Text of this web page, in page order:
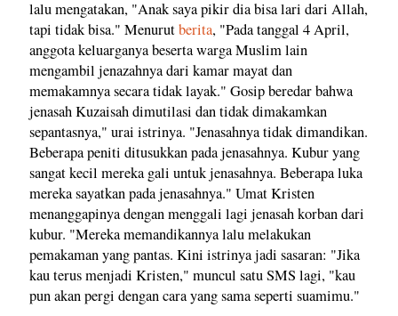
lalu mengatakan, "Anak saya pikir dia bisa lari dari Allah,
tapi tidak bisa." Menurutberita, "Pada tanggal 4 April,
anggota keluarganya beserta warga Muslim lain
mengambil jenazahnya dari kamar mayat dan
memakamnya secara tidak layak." Gosip beredar bahwa
jenasah Kuzaisah dimutilasi dan tidak dimakamkan
sepantasnya," urai istrinya. "Jenasahnya tidak dimandikan.
Beberapa peniti ditusukkan pada jenasahnya. Kubur yang
sangat kecil mereka gali untuk jenasahnya. Beberapa luka
mereka sayatkan pada jenasahnya." Umat Kristen
menanggapinya dengan menggali lagi jenasah korban dari
kubur. "Mereka memandikannya lalu melakukan
pemakaman yang pantas. Kini istrinya jadi sasaran: "Jika
kau terus menjadi Kristen," muncul satu SMS lagi, "kau
pun akan pergi dengan cara yang sama seperti suamimu."